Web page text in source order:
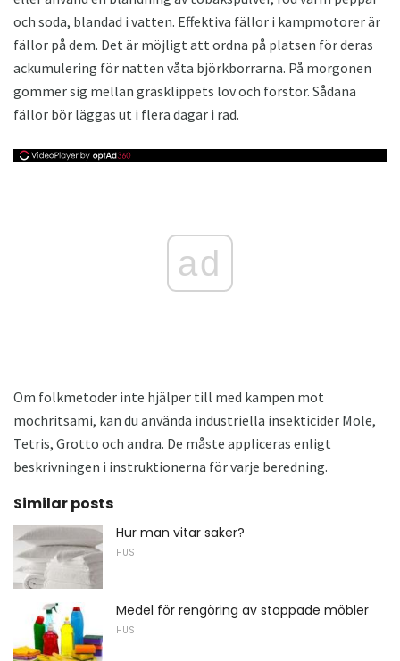
och soda, blandad i vatten. Effektiva fällor i kampmotorer är
fällor på dem. Det är möjligt att ordna på platsen för deras
ackumulering för natten våta björkborrarna. På morgonen
gömmer sig mellan gräsklippets löv och förstör. Sådana
fällor bör läggas ut i flera dagar i rad.
ad
Om folkmetoder inte hjälper till med kampen mot
mochritsami, kan du använda industriella insekticider Mole,
Tetris, Grotto och andra. De måste appliceras enligt
beskrivningen i instruktionerna för varje beredning.
Similar posts
Hur man vitar saker?
HUS
Medel för rengöring av stoppade möbler
HUS